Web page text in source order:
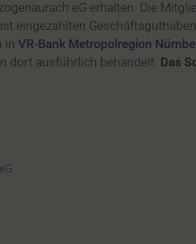
eG erhalten. Die
eingezahlten
in VR-Bank Metropolregion
dort ausführlich behandelt. Das